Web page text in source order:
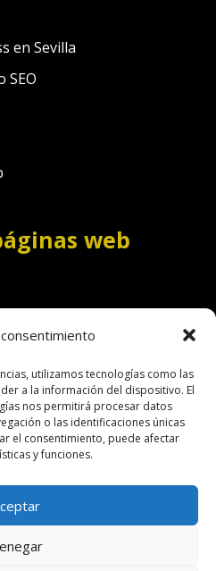
utilizamos tecnologías como las
a la información del dispositivo. El
nos permitirá procesar datos
o las identificaciones únicas
el consentimiento, puede afectar
y funciones.
en Sevilla
SEO
web
Política de Cookies
Política de Privacidad
Hacer una pagina web